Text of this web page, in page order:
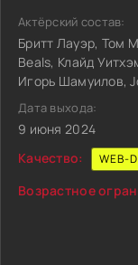
Актёрский состав:
Бритт Лауэр, Том
Beals, Клайд
Игорь Шамуилов,
Дата выхода:
9 июня 2024
Качество:
WEB-
Возрастное